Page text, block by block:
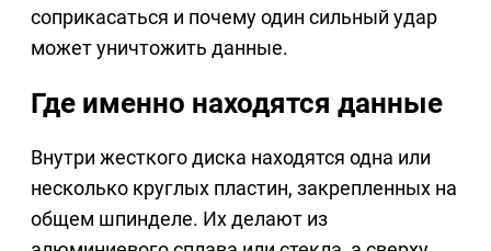
соприкасаться и почему один сильный удар
может уничтожить данные.
Где именно находятся данные
Внутри жесткого диска находятся одна или
несколько круглых пластин, закрепленных на
общем шпинделе. Их делают из